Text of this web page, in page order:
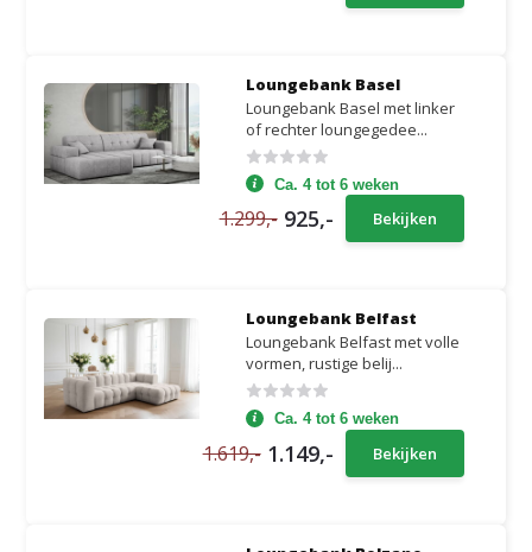
Loungebank Basel
Loungebank Basel met linker
of rechter loungegedee...
Ca. 4 tot 6 weken
1.299,- 925,- Bekijken
Loungebank Belfast
Loungebank Belfast met volle
vormen, rustige belij...
Ca. 4 tot 6 weken
1.619,- 1.149,- Bekijken